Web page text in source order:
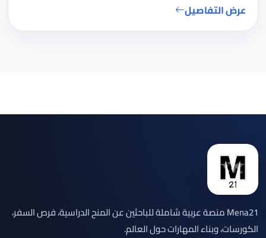
عرض التفاصيل
Mena21 منصة عربية شاملة للباحثين عن المنح الدراسية، فرص السفر،
الكورسات، وبناء المهارات حول العالم.